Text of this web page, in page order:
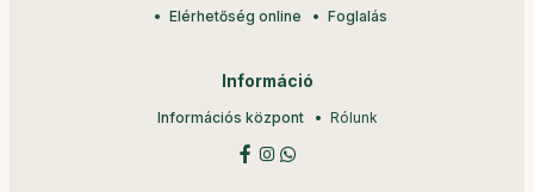
Elérhetőség online
Foglalás
Információ
Információs központ Rólunk